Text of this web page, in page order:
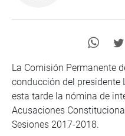
La Comisión Permanente
conducción del presidente
esta tarde la nómina de
Acusaciones
Sesiones 2017-2018.